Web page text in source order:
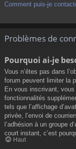
Comment puis-je
Problèmes de
Pourquoi ai-je
Vous n’êtes pas dans
forum peuvent limiter la
En vous inscrivant,
fonctionnalités
tels que l’affichage
privée, l’envoi de
l’adhésion à un groupe
court instant, c’est
Haut